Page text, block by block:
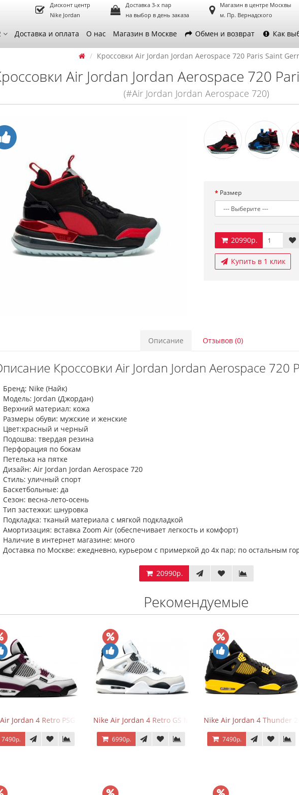
Дисконт центр
Nike Jordan
Доставка 3-х пар
на выбор в день заказа
Магазин в центре Москвы
м. Пр. Вернадского
Доставка и оплата О нас Магазин в Москве Обмен и возврат Как
Кроссовки Air Jordan Jordan Aerospace 720 Paris Saint
Air Jordan Jordan Aerospace 720
(#Air Jordan Jordan Aerospace 720)
Размер
20990р.
Купить в 1 клик
Описание Отзывов (0)
Кроссовки Air Jordan Jordan Aerospace 720
Бренд: Nike (Найк)
Модель: Jordan (Джордан)
Верхний материал: кожа
Размеры обуви: мужские и женские
Цвет:красный и черный
Подошва: твердая резина
Перфорация по бокам
Петелька на пятке
Дизайн: Air Jordan Jordan Aerospace 720
Стиль: уличный спорт
Баскетбольные: да
Сезон: весна-лето-осень
Тип застежки: шнуровка
Подкладка: тканый материала с мягкой подкладкой
Амортизация: вставка Zoom Air (обеспечивает легкость и комфорт)
Наличие в интернет магазине: много
Доставка по Москве: ежедневно, курьером с примеркой до 4х пар; по остальным
20990р.
Рекомендуемые
Jordan 4 Retro PSG Paris Saint-Germain
7490р.
Nike Air Jordan 4 Retro GS Military Black
6990р.
Nike Air Jordan 4 Thunder
7490р.